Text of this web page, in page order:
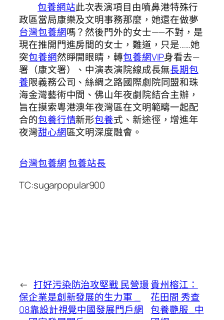
包養網站此次表演項目由噴鼻港特殊行
政區當局康樂及文明事務那麼，她還在做夢
台灣包養網嗎？然後門外的女士——不對，是
現在推開門進房間的女士，難道，只是……她
突包養網然睜開眼睛，轉包養網VIP身看去—
署（康文署）、中演表演院線成長無長期包
養限義務公司、絲綢之路國際劇院同盟和珠
海金灣藝術中間、佛山年夜劇院結合主辦，
旨在摸索粵港澳年夜灣區在文明範疇一起配
合的包養行情新形包養式、新途徑，增進年
夜灣甜心網區文明深度融會。
台灣包養網包養站長
TC:sugarpopular900
← 打好污染防治攻堅戰 民營環
保企業是創新發展的生力軍 _
08靠設計視覺中國發展門戶網
貴州榕江：
花田間 秀查
包養艷服_中